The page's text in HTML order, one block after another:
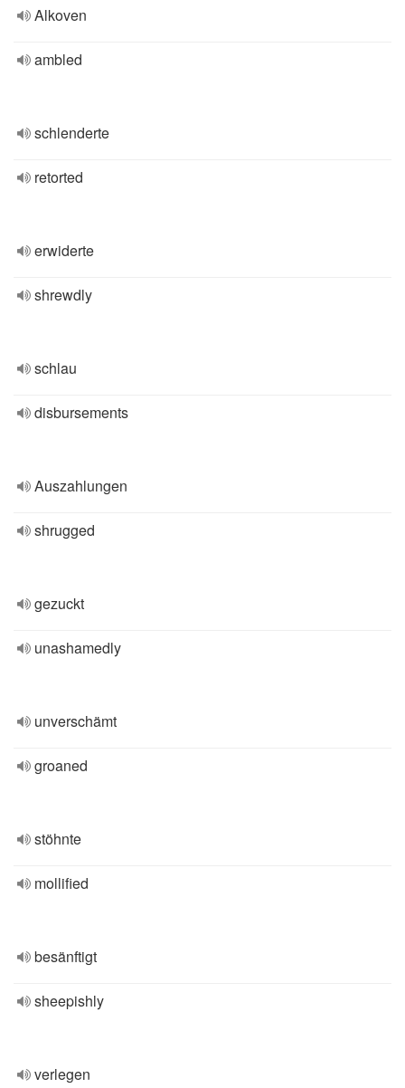
Alkoven
ambled
schlenderte
retorted
erwiderte
shrewdly
schlau
disbursements
Auszahlungen
shrugged
gezuckt
unashamedly
unverschämt
groaned
stöhnte
mollified
besänftigt
sheepishly
verlegen